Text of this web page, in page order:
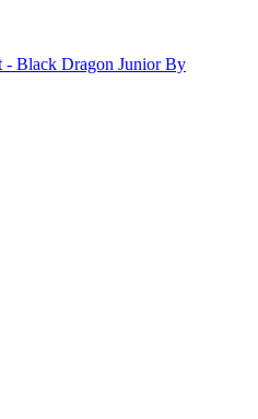
Black Dragon Junior By